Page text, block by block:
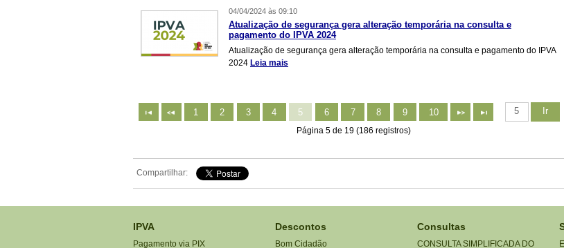
04/04/2024 às 09:10
Atualização de segurança gera alteração temporária na consulta e
pagamento do IPVA 2024
Atualização de segurança gera alteração temporária na consulta e pagamento do IPVA
2024 Leia mais
1 2 3 4 5 6 7 8 9 10 Ir
Página 5 de 19 (186 registros)
Compartilhar:
IPVA
Pagamento via PIX
Descontos
Bom Cidadão
Consultas
CONSULTA SIMPLIFICADA DO